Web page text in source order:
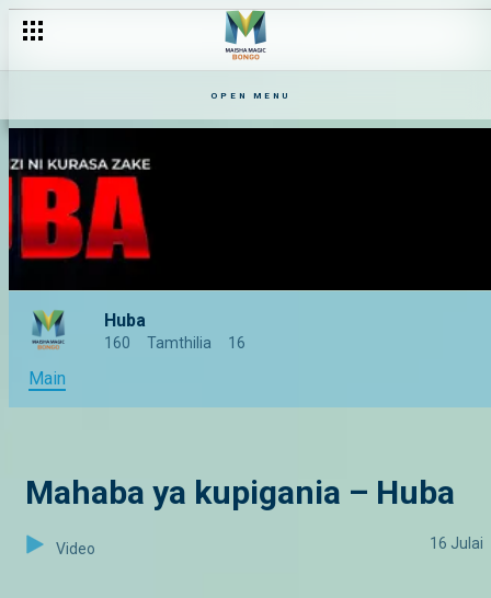
OPEN MENU
Huba
160 Tamthilia 16
Main
Mahaba ya kupigania – Huba
Video 16 Julai